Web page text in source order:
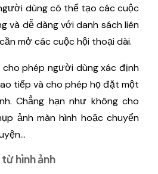
dùng có thể tạo các cuộc
và dễ dàng với danh sách liên
mở các cuộc hội thoại dài.
cho phép người dùng xác định
tiếp và cho phép họ đặt một
Chẳng hạn như không cho
ảnh màn hình hoặc chuyển
hình ảnh